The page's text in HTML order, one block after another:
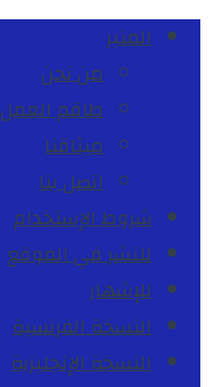
المنبر
من نحن
طاقم العمل
ميثاقنا
اتصل بنا
شروط الإستخدام
للنشر في الموقع
للإشهار
النسخة الفرنسية
النسخة الإنجليزية